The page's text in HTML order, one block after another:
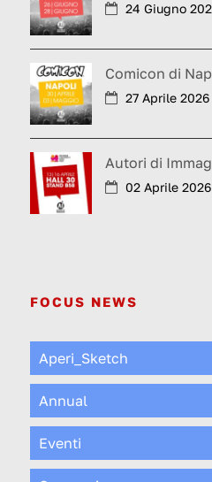
24 Giugno
Comicon di
27 Aprile 2026
Autori di
02 Aprile 2026
FOCUS NEWS
Aperi_Sketch
Annual
Eventi